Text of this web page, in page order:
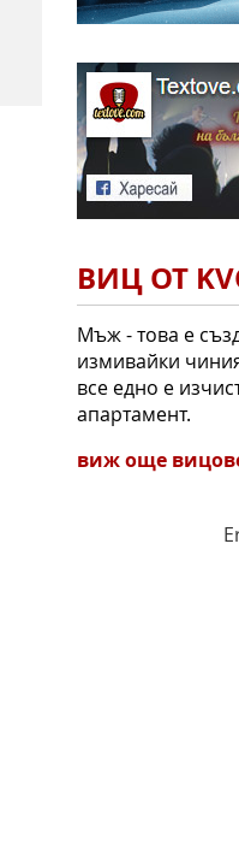
ВИЦ ОТ
Мъж - това е
измивайки
все едно е
апартамент.
виж още